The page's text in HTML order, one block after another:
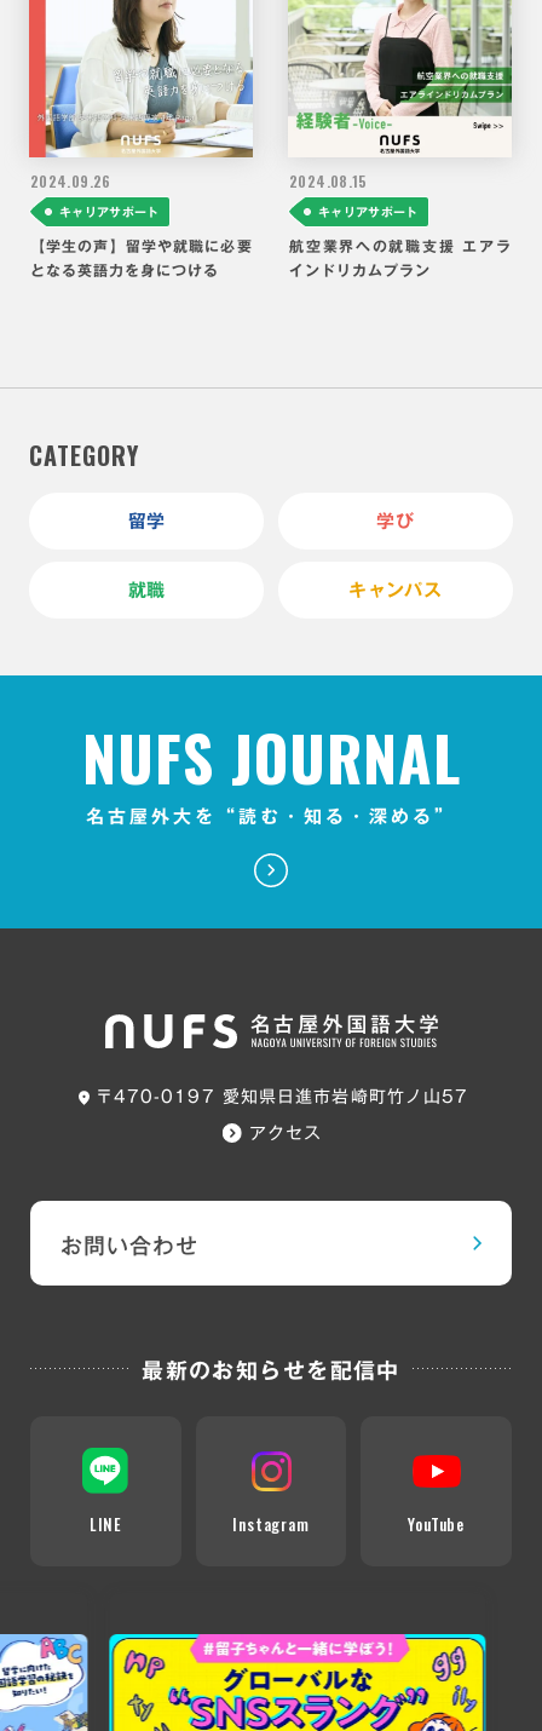
2024. 09.26
キャリアサポート
【学生の声】留学や就職に必要
となる英語力を身につける
2024. 08.15
キャリアサポート
航空業界への就職支援 エアラ
インドリカムプラン
CATEGORY
留学 学び
就職 キャンパス
NUFS JOURNAL
名古屋外大を“読む・知る・深める”
〒470-0197 愛知県日進市岩崎町竹ノ山57
アクセス
お問い合わせ
最新のお知らせを配信中
LINE Instagram YouTube